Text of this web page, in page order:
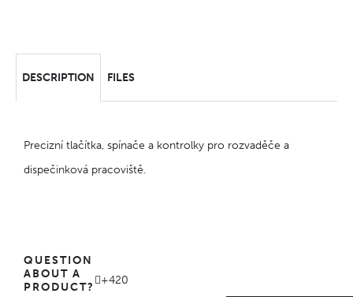
DESCRIPTION FILES
Precizní tlačítka, spínače a kontrolky pro rozvaděče a
dispečinková pracoviště.
QUESTION
ABOUT A
PRODUCT?
+420